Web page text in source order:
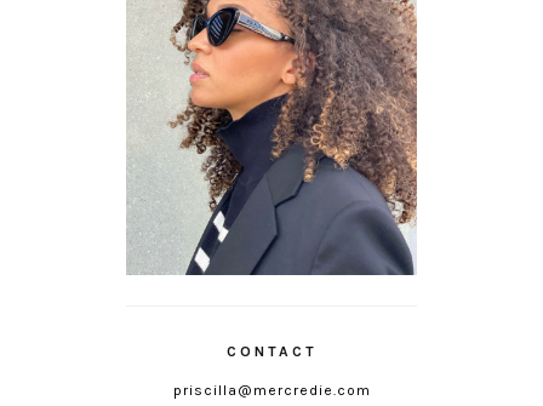
CONTACT
priscilla@mercredie.com